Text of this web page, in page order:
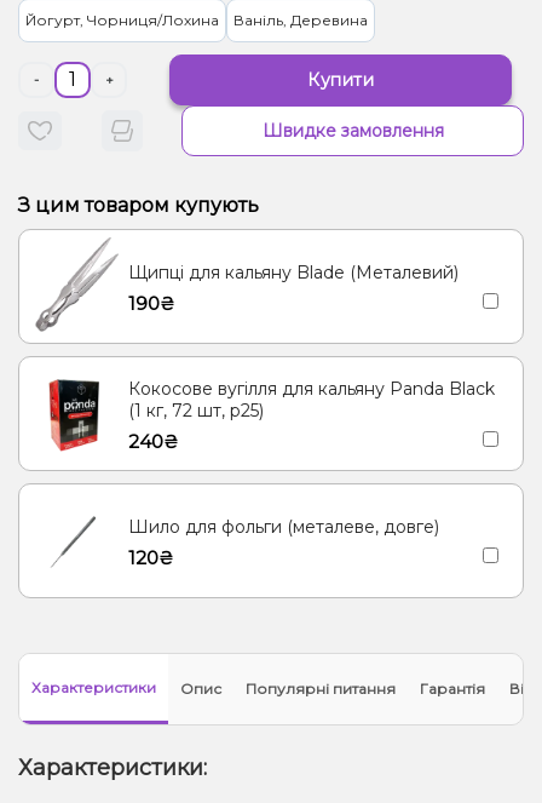
Йогурт, Чорниця/Лохина Ваніль, Деревина
- + Купити
Швидке замовлення
З цим товаром купують
Щипці для кальяну Blade (Металевий)
190₴
Кокосове вугілля для кальяну Panda Black
(1 кг, 72 шт, р25)
240₴
Шило для фольги (металеве, довге)
120₴
Характеристики Опис Популярні питання Гарантія
Характеристики: